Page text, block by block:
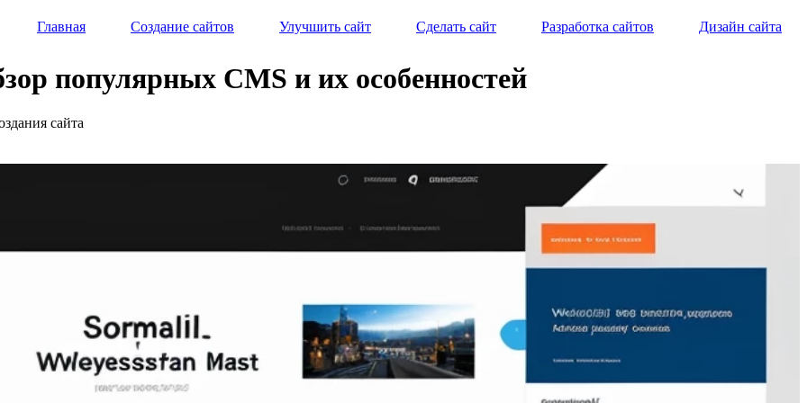
Главная Создание сайтов Улучшить сайт Сделать сайт Разработка сайтов Дизайн сайта
популярных CMS и их особенностей
сайта